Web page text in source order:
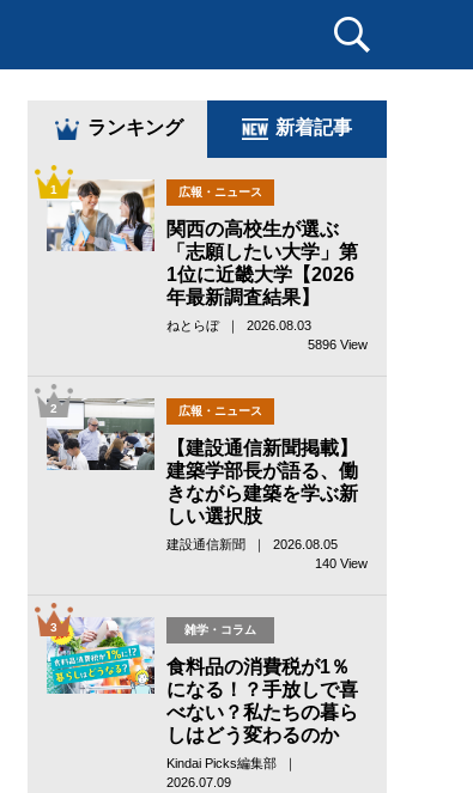
ランキング 新着記事
1 広報・ニュース
関西の高校生が選ぶ
「志願したい大学」第
1位に近畿大学【2026
年最新調査結果】
ねとらぼ ｜ 2026.08.03
5896 View
2 広報・ニュース
【建設通信新聞掲載】
建築学部長が語る、働
きながら建築を学ぶ新
しい選択肢
建設通信新聞 ｜ 2026.08.05
140 View
3 雑学・コラム
食料品の消費税が1％
になる！？手放しで喜
べない？私たちの暮ら
しはどう変わるのか
Kindai Picks編集部 ｜
2026.07.09